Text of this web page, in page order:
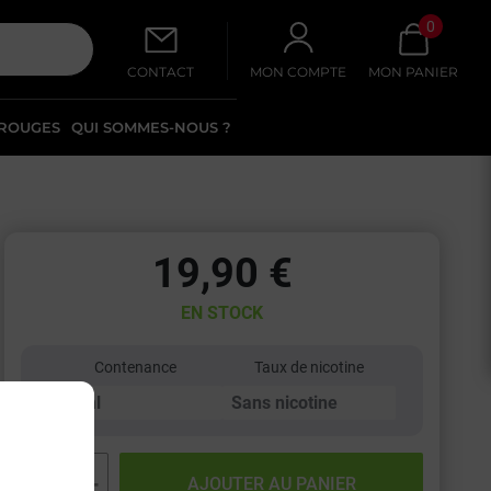
CONTACT
QUI SOMMES-NOUS ?
MON COMPTE
0
MON PANIER
19,90 €
EN STOCK
Contenance Taux de nicotine
+ AJOUTER AU PANIER